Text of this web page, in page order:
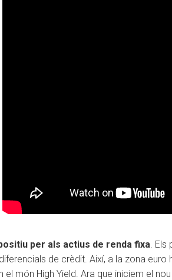
per als actius de renda fixa .
de crèdit. Així, a la zona euro
el món High Yield. Ara que iniciem el